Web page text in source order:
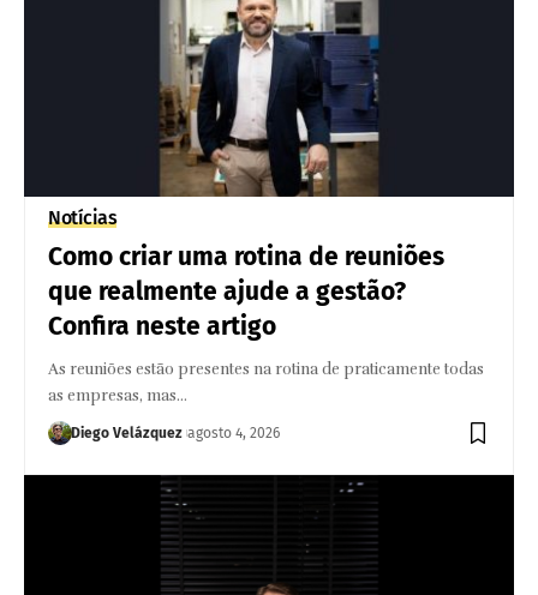
Notícias
Como criar uma rotina de reuniões
que realmente ajude a gestão?
Confira neste artigo
As reuniões estão presentes na rotina de praticamente todas
as empresas, mas…
Diego Velázquez agosto 4, 2026